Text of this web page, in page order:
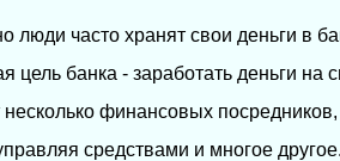
люди часто хранят свои деньги в
цель банка - заработать деньги
несколько финансовых
средствами и многое